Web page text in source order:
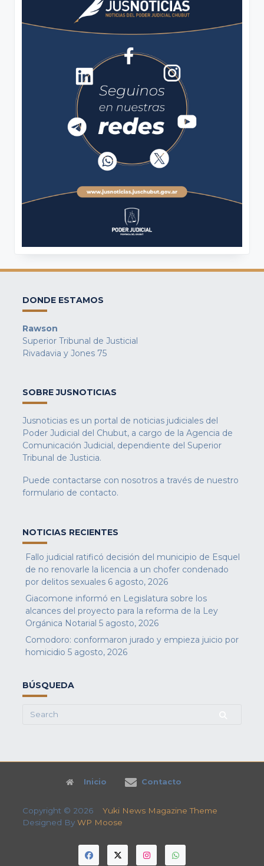
DONDE ESTAMOS
Rawson
Superior Tribunal de Justicial
Rivadavia y Jones 75
SOBRE JUSNOTICIAS
Jusnoticias es un portal de noticias judiciales del
Poder Judicial del Chubut, a cargo de la Agencia de
Comunicación Judicial, dependiente del Superior
Tribunal de Justicia.
Puede contactarse con nosotros a través de nuestro
formulario de contacto.
NOTICIAS RECIENTES
Fallo judicial ratificó decisión del municipio de Esquel
de no renovarle la licencia a un chofer condenado
por delitos sexuales 6 agosto, 2026
Giacomone informó en Legislatura sobre los
alcances del proyecto para la reforma de la Ley
Orgánica Notarial 5 agosto, 2026
Comodoro: conformaron jurado y empieza juicio por
homicidio 5 agosto, 2026
BÚSQUEDA
Search
Inicio Contacto
Copyright © 2026 Yuki News Magazine Theme
Designed By WP Moose